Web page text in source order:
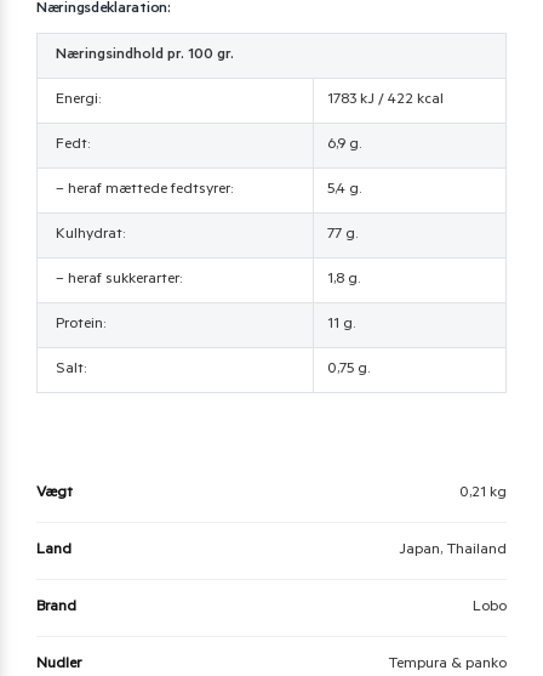
Næringsdeklaration:
Næringsindhold pr. 100 gr.
Energi: 1783 kJ / 422 kcal
Fedt: 6,9 g.
– heraf mættede fedtsyrer: 5,4 g.
Kulhydrat: 77 g.
– heraf sukkerarter: 1,8 g.
Protein: 11 g.
Salt: 0,75 g.
Vægt 0,21 kg
Land Japan, Thailand
Brand Lobo
Nudler Tempura & panko